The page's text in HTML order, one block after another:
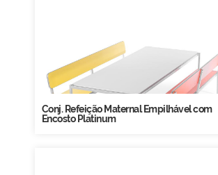
Conj. Refeição Maternal Empilhável com
Encosto Platinum